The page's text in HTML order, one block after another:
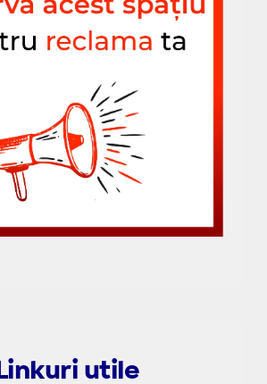
Linkuri utile